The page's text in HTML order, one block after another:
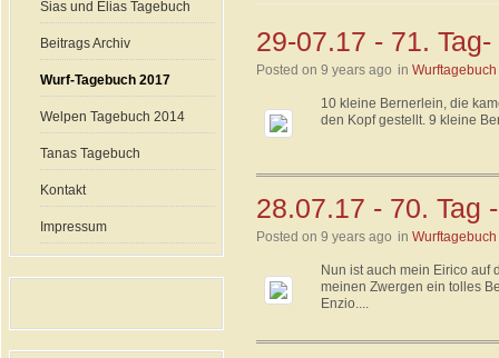
Sias und Elias Tagebuch
Beitrags Archiv
Wurf-Tagebuch 2017
Welpen Tagebuch 2014
Tanas Tagebuch
Kontakt
Impressum
29-07.17 - 71.
Posted on 9 years ago in
10 kleine Bernerlein, die
den Kopf gestellt. 9 kleine
28.07.17 - 70. Tag
Posted on 9 years ago in
Nun ist auch mein Eirico auf
meinen Zwergen ein tolles
Enzio....